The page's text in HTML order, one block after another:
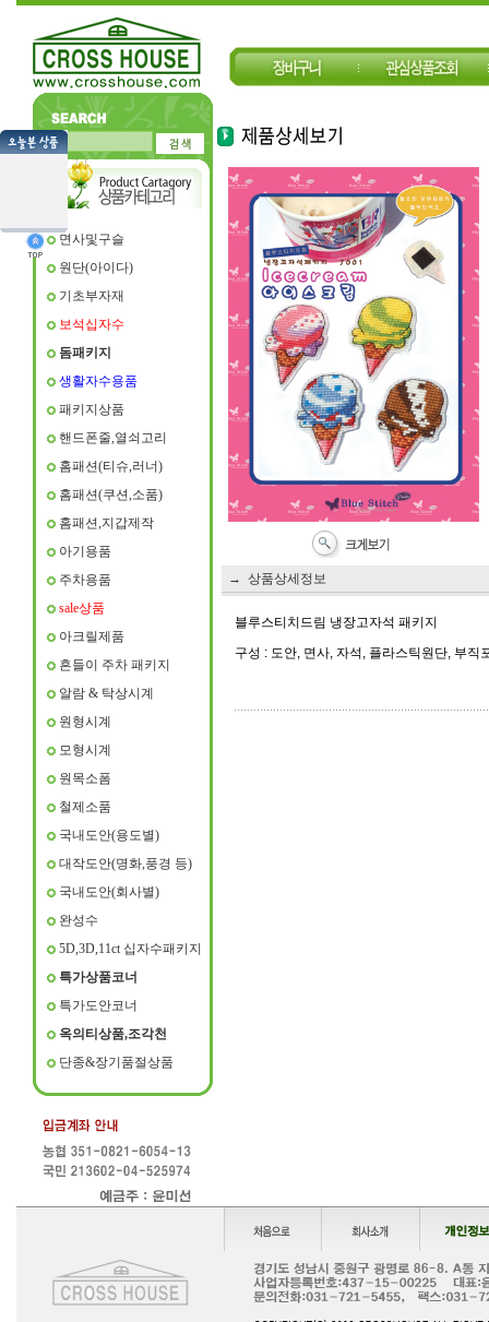
면사및구슬
원단(아이다)
기초부자재
보석십자수
돔패키지
생활자수용품
패키지상품
핸드폰줄,열쇠고리
홈패션(티슈,러너)
홈패션(쿠션,소품)
홈패션,지갑제작
아기용품
주차용품
sale상품
아크릴제품
흔들이 주차 패키지
알람 & 탁상시계
원형시계
모형시계
원목소폼
철제소품
국내도안(용도별)
대작도안(명화,풍경 등)
국내도안(회사별)
완성수
5D,3D,11ct 십자수패키지
특가상품코너
특가도안코너
옥의티상품,조각천
단종&장기품절상품
→ 상품상세정보
블루스티치드림 냉장고자석 패키지
구성 : 도안, 면사, 자석, 플라스틱원단, 부직